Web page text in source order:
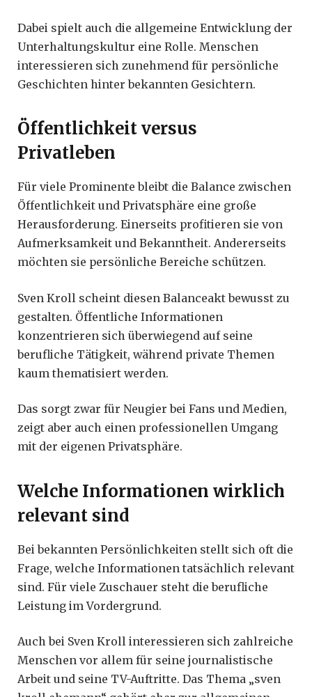
Dabei spielt auch die allgemeine Entwicklung der
Unterhaltungskultur eine Rolle. Menschen
interessieren sich zunehmend für persönliche
Geschichten hinter bekannten Gesichtern.
Öffentlichkeit versus
Privatleben
Für viele Prominente bleibt die Balance zwischen
Öffentlichkeit und Privatsphäre eine große
Herausforderung. Einerseits profitieren sie von
Aufmerksamkeit und Bekanntheit. Andererseits
möchten sie persönliche Bereiche schützen.
Sven Kroll scheint diesen Balanceakt bewusst zu
gestalten. Öffentliche Informationen
konzentrieren sich überwiegend auf seine
berufliche Tätigkeit, während private Themen
kaum thematisiert werden.
Das sorgt zwar für Neugier bei Fans und Medien,
zeigt aber auch einen professionellen Umgang
mit der eigenen Privatsphäre.
Welche Informationen wirklich
relevant sind
Bei bekannten Persönlichkeiten stellt sich oft die
Frage, welche Informationen tatsächlich relevant
sind. Für viele Zuschauer steht die berufliche
Leistung im Vordergrund.
Auch bei Sven Kroll interessieren sich zahlreiche
Menschen vor allem für seine journalistische
Arbeit und seine TV-Auftritte. Das Thema „sven